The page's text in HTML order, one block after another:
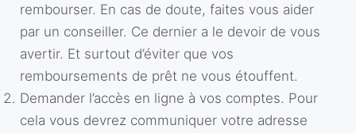
rembourser. En cas de doute, faites vous aider
par un conseiller. Ce dernier a le devoir de vous
avertir. Et surtout d’éviter que vos
remboursements de prêt ne vous étouffent.
Demander l’accès en ligne à vos comptes. Pour
cela vous devrez communiquer votre adresse